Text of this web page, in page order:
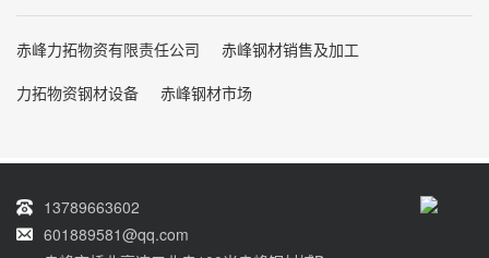
赤峰力拓物资有限责任公司
赤峰钢材销售及加工
力拓物资钢材设备
赤峰钢材市场
13789663602
601889581@qq.com